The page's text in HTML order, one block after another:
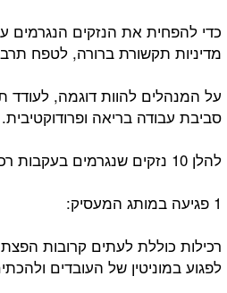
כדי להפחית את הנזקים הנגרמים
מדיניות תקשורת ברורה, לטפח
על המנהלים להוות דוגמה, לעודד
סביבת עבודה בריאה ופרודוקטיבית.
להלן 10 נזקים שנגרמים בעקבות רכילות במקום העבודה:
1 פגיעה במותג המעסיק:
רכילות כוללת לעתים קרובות
לפגוע במוניטין של העובדים